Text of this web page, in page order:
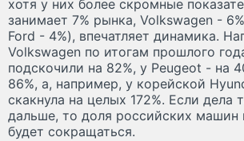
хотя у них более скромные
занимает 7% рынка, Volkswagen -
Ford - 4%), впечатляет динамика.
Volkswagen по итогам прошлого
подскочили на 82%, у Peugeot - на
86%, а, например, у корейской
скакнула на целых 172%. Если дела
дальше, то доля российских машин
будет сокращаться.